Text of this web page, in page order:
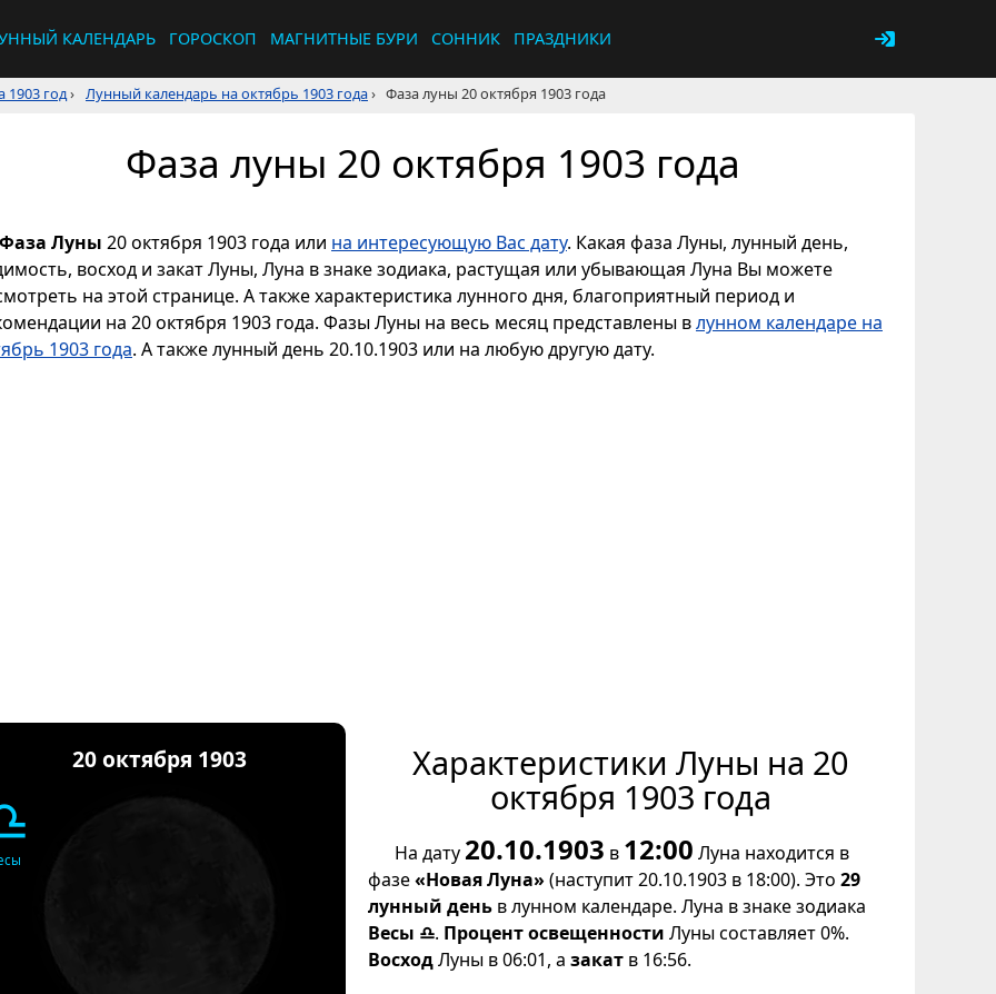
КАЛЕНДАРЬ ГОРОСКОП МАГНИТНЫЕ БУРИ СОННИК ПРАЗДНИКИ
1903 год› Лунный календарь на октябрь 1903 года› Фаза луны 20 октября 1903 года
Фаза луны 20 октября 1903 года
Фаза Луны 20 октября 1903 года или на интересующую Вас дату. Какая фаза Луны, лунный день,
восход и закат Луны, Луна в знаке зодиака, растущая или убывающая Луна Вы можете
на этой странице. А также характеристика лунного дня, благоприятный период и
на 20 октября 1903 года. Фазы Луны на весь месяц представлены влунном календаре на
1903 года. А также лунный день 20.10.1903 или на любую другую дату.
20 октября 1903 Характеристики Луны на 20
октября 1903 года
На дату 20.10.1903 в 12:00 Луна находится в
фазе«Новая Луна»(наступит 20.10.1903 в 18:00). Это 29
лунный день в лунном календаре. Луна в знаке зодиака
Весы ♎. Процент освещенности Луны составляет 0%.
ВосходЛуны в 06:01, а закат в 16:56.